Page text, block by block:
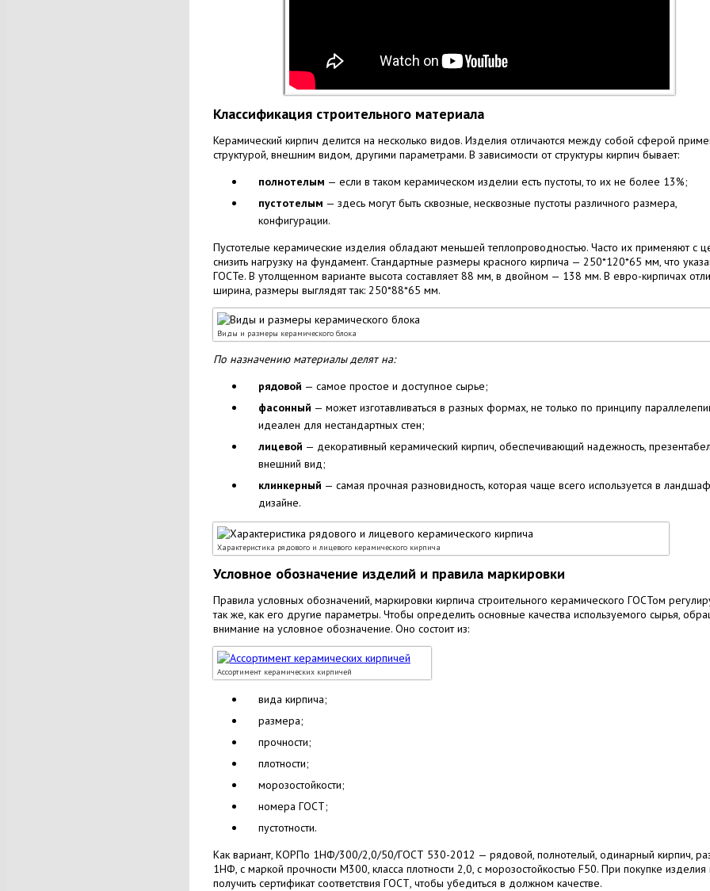
Классификация строительного материала
Керамический кирпич делится на несколько видов. Изделия отличаются между собой сферой
структурой, внешним видом, другими параметрами. В зависимости от структуры кирпич бывает:
полнотелым — если в таком керамическом изделии есть пустоты, то их не более 13%;
пустотелым — здесь могут быть сквозные, несквозные пустоты различного размера,
конфигурации.
Пустотелые керамические изделия обладают меньшей теплопроводностью. Часто их применяют с
снизить нагрузку на фундамент. Стандартные размеры красного кирпича — 250*120*65 мм, что
ГОСТе. В утолщенном варианте высота составляет 88 мм, в двойном — 138 мм. В евро-кирпичах
ширина, размеры выглядят так: 250*88*65 мм.
Виды и размеры керамического блока
По назначению материалы делят на:
рядовой — самое простое и доступное сырье;
фасонный — может изготавливаться в разных формах, не только по принципу
идеален для нестандартных стен;
лицевой — декоративный керамический кирпич, обеспечивающий надежность,
внешний вид;
клинкерный — самая прочная разновидность, которая чаще всего используется в
дизайне.
Характеристика рядового и лицевого керамического кирпича
Условное обозначение изделий и правила маркировки
Правила условных обозначений, маркировки кирпича строительного керамического ГОСТом
так же, как его другие параметры. Чтобы определить основные качества используемого сырья,
внимание на условное обозначение. Оно состоит из:
Ассортимент керамических кирпичей
вида кирпича;
размера;
прочности;
плотности;
морозостойкости;
номера ГОСТ;
пустотности.
Как вариант, КОРПо 1НФ/300/2,0/50/ГОСТ 530-2012 — рядовой, полнотелый, одинарный кирпич,
1НФ, с маркой прочности М300, класса плотности 2,0, с морозостойкостью F50. При покупке изделия
получить сертификат соответствия ГОСТ, чтобы убедиться в должном качестве.